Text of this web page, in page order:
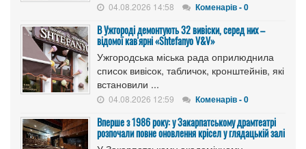
04.08.2026 14:58 Коменарів - 0
В Ужгороді демонтують 32 вивіски, серед них –
відомої кав'ярні «Shtefanyo V&V»
Ужгородська міська рада оприлюднила
список вивісок, табличок, кронштейнів, які
встановили ...
04.08.2026 12:59 Коменарів - 0
Вперше з 1986 року: у Закарпатському драмтеатрі
розпочали повне оновлення крісел у глядацькій залі